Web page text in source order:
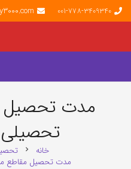
001-778-3409340
مدت تحصیل
خانه chevron_right
مدت تحصیل مقاطع